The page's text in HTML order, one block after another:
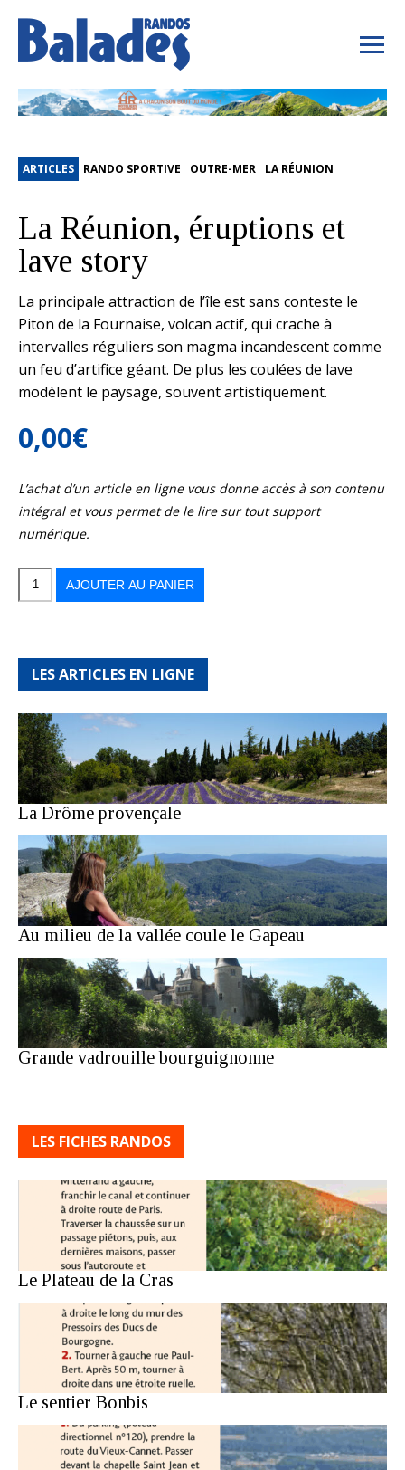
ARTICLES RANDO SPORTIVE OUTRE-MER LA RÉUNION
La Réunion, éruptions et
lave story
La principale attraction de l’île est sans conteste le
Piton de la Fournaise, volcan actif, qui crache à
intervalles réguliers son magma incandescent comme
un feu d’artifice géant. De plus les coulées de lave
modèlent le paysage, souvent artistiquement.
0,00€
L’achat d’un article en ligne vous donne accès à son contenu
intégral et vous permet de le lire sur tout support
numérique.
quantité
éruptions
lave
AJOUTER AU PANIER
LES ARTICLES EN LIGNE
La Drôme provençale
Au milieu de la vallée coule le Gapeau
Grande vadrouille bourguignonne
LES FICHES RANDOS
Le Plateau de la Cras
Le sentier Bonbis